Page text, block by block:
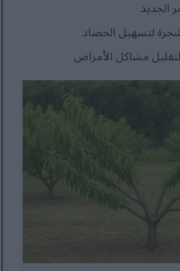
الجديد
لتسهيل الحصاد
مشاكل الأمراض